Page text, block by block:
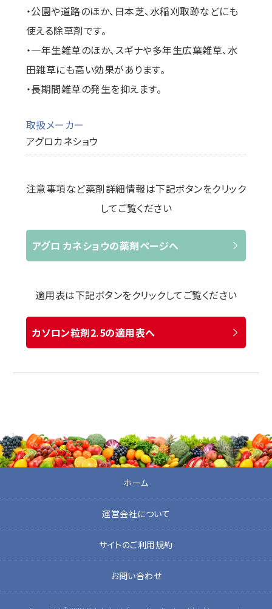
・公園や道路のほか、日本芝、水稲刈取跡などにも
使える除草剤です。
・一年生雑草のほか、スギナや多年生広葉雑草、水
田雑草にも高い効果があります。
・長期間雑草の発生を抑えます。
取扱メーカー
アグロカネショウ
注意事項など薬剤詳細情報は下記ボタンをクリック
してご覧ください
アグロ カネショウの薬剤ページへ
適用表は下記ボタンをクリックしてご覧ください
カソロン粒剤2.5の適用表へ
ホーム
運営会社について
サイトのご利用規約
お問い合わせ